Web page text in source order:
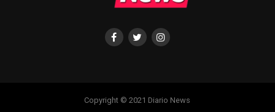
Copyright © 2021 Diario News